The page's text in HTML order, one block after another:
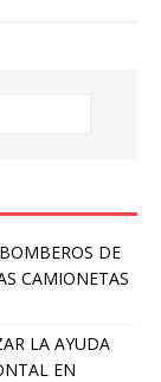
DE
CAMIONETAS
LA AYUDA
EN